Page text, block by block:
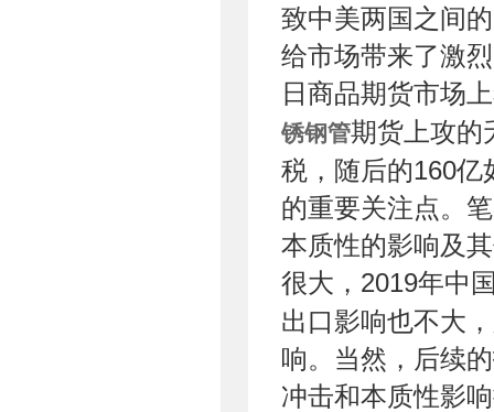
致中美两国之间
给市场带来了激
日商品期货市场上
锈钢管期货上攻的
税，随后的160亿
的重要关注点。
本质性的影响及
很大，2019年中
出口影响也不大
响。当然，后续
冲击和本质性影